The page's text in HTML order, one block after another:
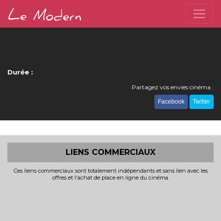
Durée :
Partagez vos envies cinéma :
Facebook Twitter
LIENS COMMERCIAUX
Ces liens commerciaux sont totalement indépendants et sans lien avec les
offres et l'achat de place en ligne du cinéma.